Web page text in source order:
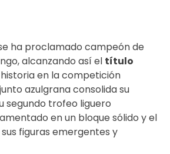
ha proclamado campeón de
alcanzando así el título
en la competición
azulgrana consolida su
segundo trofeo liguero
en un bloque sólido y el
figuras emergentes y